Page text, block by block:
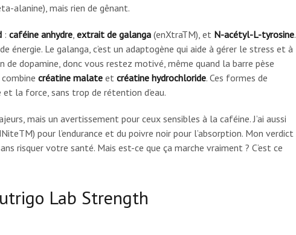
alanine), mais rien de gênant.
: caféine anhydre, extrait de galanga (enXtraTM), et N-acétyl-L-tyrosine.
énergie. Le galanga, c’est un adaptogène qui aide à gérer le stress et à
dopamine, donc vous restez motivé, même quand la barre pèse
combine créatine malate et créatine hydrochloride. Ces formes de
la force, sans trop de rétention d’eau.
mais un avertissement pour ceux sensibles à la caféine. J’ai aussi
pour l’endurance et du poivre noir pour l’absorption. Mon verdict
risquer votre santé. Mais est-ce que ça marche vraiment ? C’est ce
Lab Strength